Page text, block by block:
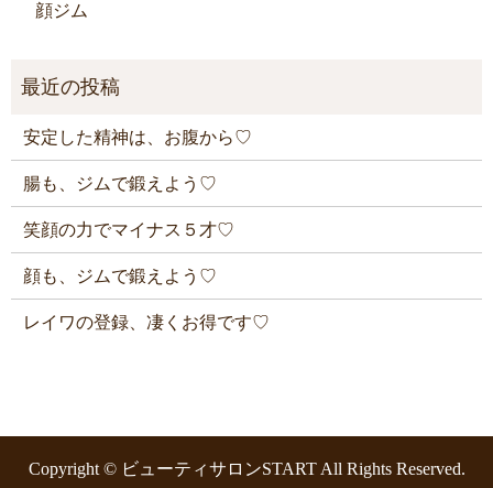
顔ジム
安定した精神は、お腹から♡
腸も、ジムで鍛えよう♡
笑顔の力でマイナス５才♡
顔も、ジムで鍛えよう♡
レイワの登録、凄くお得です♡
Copyright © ビューティサロンSTART All Rights Reserved.